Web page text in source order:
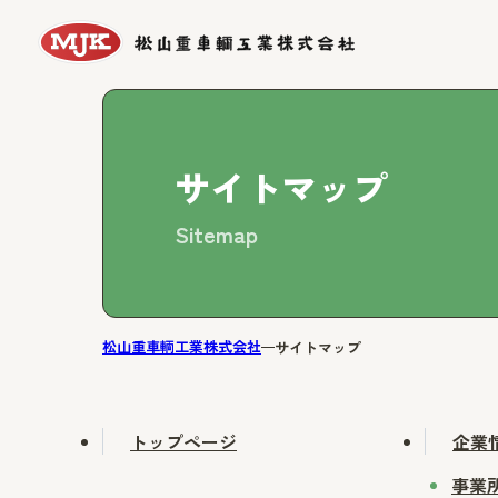
サイトマップ
Sitemap
松山重車輌工業株式会社 サイトマップ
トップページ
企業
事業